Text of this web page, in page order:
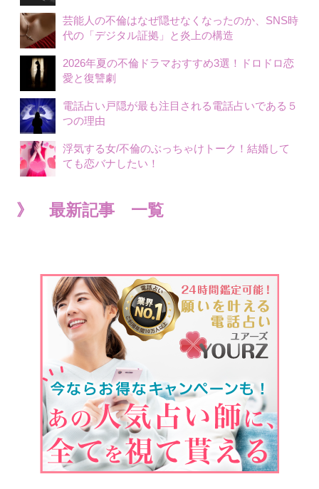
芸能人の不倫はなぜ隠せなくなったのか、SNS時
代の「デジタル証拠」と炎上の構造
2026年夏の不倫ドラマおすすめ3選！ドロドロ恋
愛と復讐劇
電話占い戸隠が最も注目される電話占いである５
つの理由
浮気する女/不倫のぶっちゃけトーク！結婚して
ても恋バナしたい！
》 最新記事 一覧